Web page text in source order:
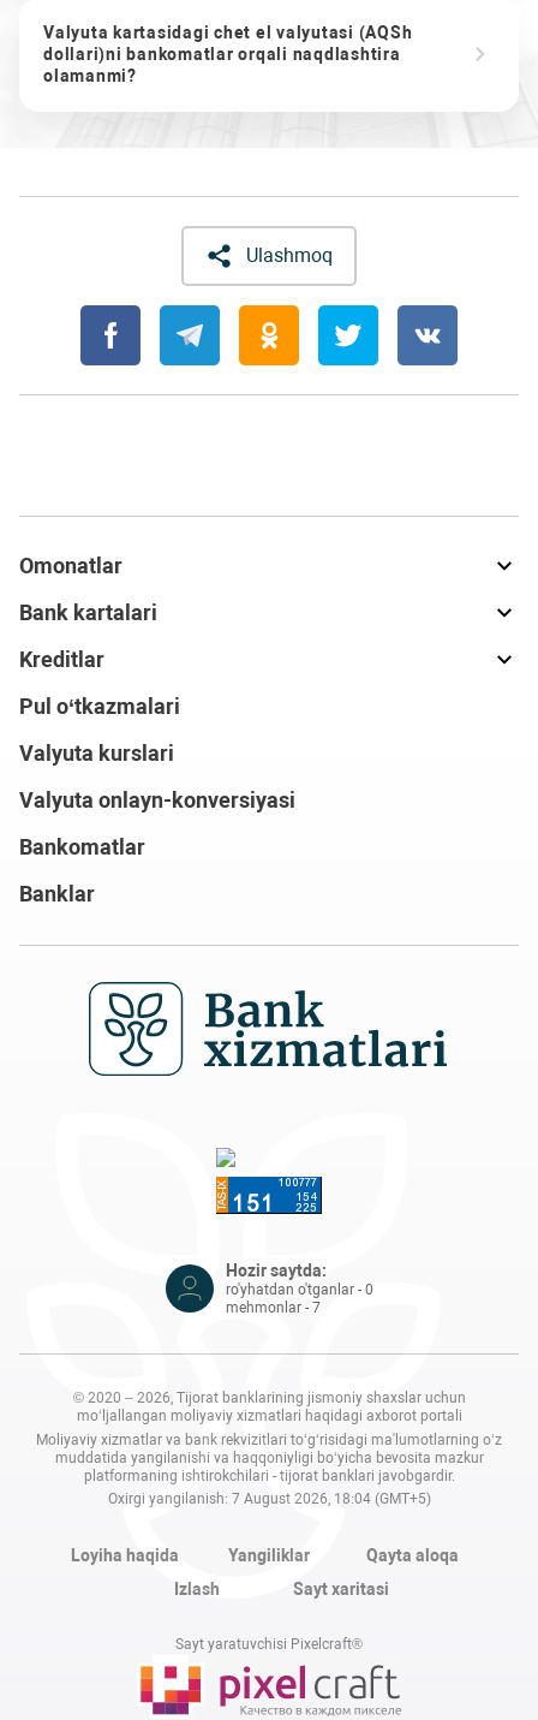
Valyuta kartasidagi chet el valyutasi (AQSh
dollari)ni bankomatlar orqali naqdlashtira
olamanmi?
Ulashmoq
Omonatlar
Bank kartalari
Kreditlar
Pul o‘tkazmalari
Valyuta kurslari
Valyuta onlayn-konversiyasi
Bankomatlar
Banklar
Hozir saytda:
ro'yhatdan o'tganlar - 0
mehmonlar - 7
© 2020 – 2026, Tijorat banklarining jismoniy shaxslar uchun
mo‘ljallangan moliyaviy xizmatlari haqidagi axborot portali
Moliyaviy xizmatlar va bank rekvizitlari to‘g‘risidagi ma'lumotlarning o‘z
muddatida yangilanishi va haqqoniyligi bo‘yicha bevosita mazkur
platformaning ishtirokchilari - tijorat banklari javobgardir.
Oxirgi yangilanish: 7 August 2026, 18:04 (GMT+5)
Loyiha haqida Yangiliklar
Qayta aloqa
Izlash
Sayt xaritasi
Sayt yaratuvchisi Pixelcraft®